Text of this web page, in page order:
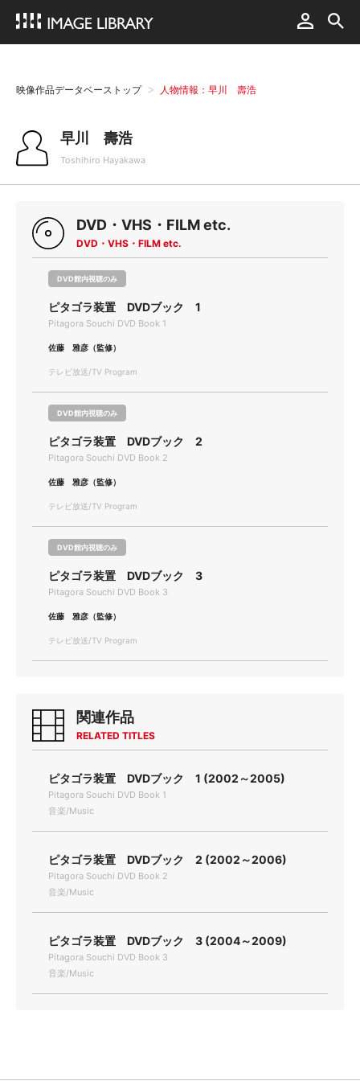
映像作品データベーストップ 人物情報：早川 壽浩
早川 壽浩
Toshihiro Hayakawa
DVD・VHS・FILM etc.
DVD・VHS・FILM etc.
DVD館内視聴のみ
ピタゴラ装置 DVDブック 1
Pitagora Souchi DVD Book 1
佐藤 雅彦（監修）
テレビ放送/TV Program
DVD館内視聴のみ
ピタゴラ装置 DVDブック 2
Pitagora Souchi DVD Book 2
佐藤 雅彦（監修）
テレビ放送/TV Program
DVD館内視聴のみ
ピタゴラ装置 DVDブック 3
Pitagora Souchi DVD Book 3
佐藤 雅彦（監修）
テレビ放送/TV Program
関連作品
RELATED TITLES
ピタゴラ装置 DVDブック 1 (2002～2005)
Pitagora Souchi DVD Book 1
音楽/Music
ピタゴラ装置 DVDブック 2 (2002～2006)
Pitagora Souchi DVD Book 2
音楽/Music
ピタゴラ装置 DVDブック 3 (2004～2009)
Pitagora Souchi DVD Book 3
音楽/Music